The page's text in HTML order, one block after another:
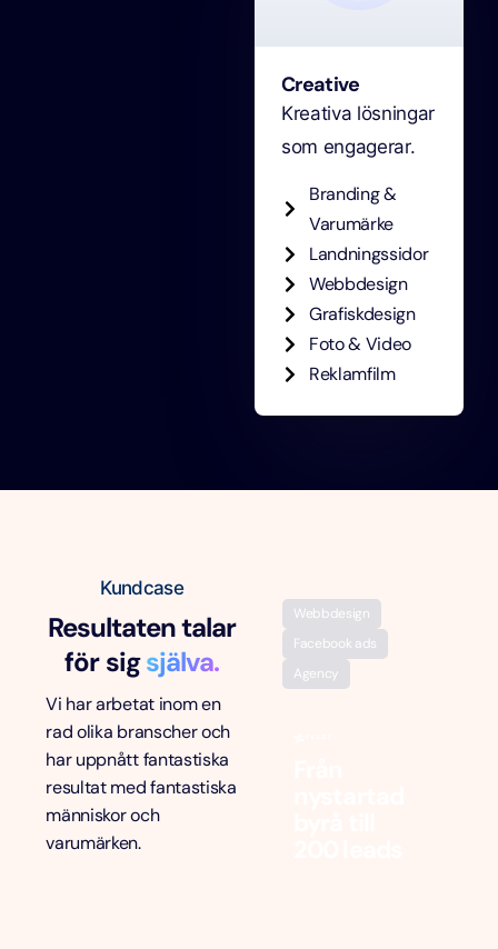
Creative
Kreativa lösningar
som engagerar.
Branding &
Varumärke
Landningssidor
Webbdesign
Grafiskdesign
Foto & Video
Reklamfilm
Kundcase
Resultaten talar
för sigsjälva.
Vi har arbetat inom en
rad olika branscher och
har uppnått fantastiska
resultat med fantastiska
människor och
varumärken.
Webbdesign
Facebook ads
Agency